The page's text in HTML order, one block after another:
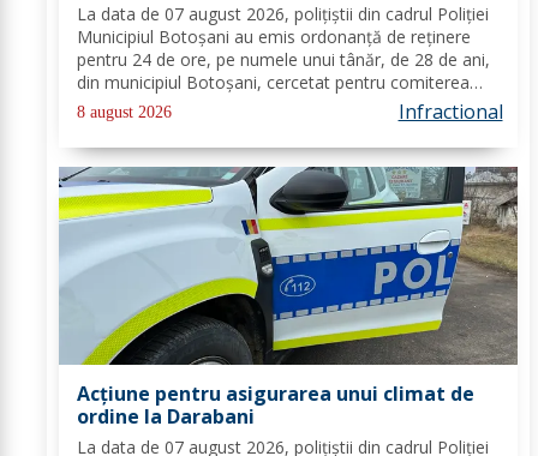
La data de 07 august 2026, polițiștii din cadrul Poliției
Municipiul Botoșani au emis ordonanță de reținere
pentru 24 de ore, pe numele unui tânăr, de 28 de ani,
din municipiul Botoșani, cercetat pentru comiterea
infracțiunii de furt. În urma probatoriului administrat,
s-a stabilit faptul că, în...
8 august 2026 Infractional
Acțiune pentru asigurarea unui climat de
ordine la Darabani
La data de 07 august 2026, polițiștii din cadrul Poliției